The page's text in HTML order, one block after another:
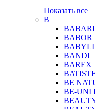
Показать все
B
BABOR
BANDI
BAREX
BE
BE-UNI